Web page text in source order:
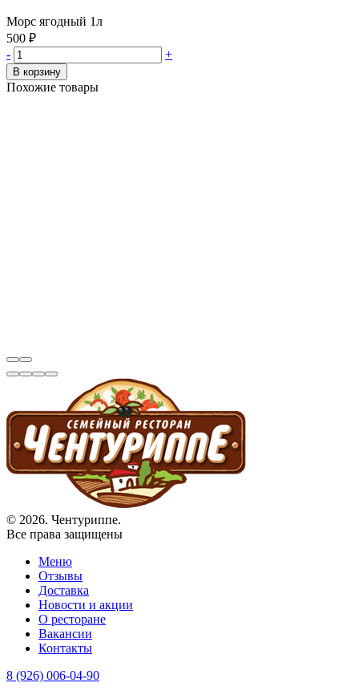
Морс ягодный 1л
500 ₽
-
+
В корзину
Похожие товары
© 2026. Чентуриппе.
Все права защищены
Меню
Отзывы
Доставка
Новости и акции
О ресторане
Вакансии
Контакты
8 (926) 006-04-90